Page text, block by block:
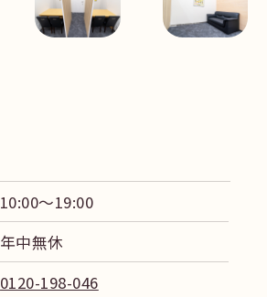
10:00～19:00
年中無休
0120-198-046